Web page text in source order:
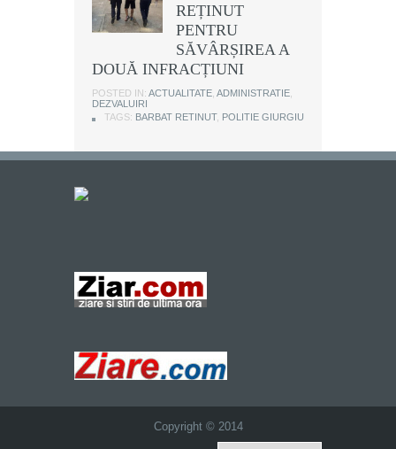
REȚINUT
PENTRU
SĂVÂRȘIREA A
DOUĂ INFRACȚIUNI
POSTED IN: ACTUALITATE ADMINISTRATIE
DEZVALUIRI
TAGS: BARBAT RETINUT, POLITIE GIURGIU
Copyright © 2014